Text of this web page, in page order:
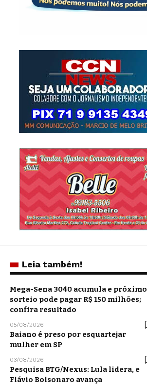
Leia também!
Mega-Sena 3040 acumula e próximo
sorteio pode pagar R$ 150 milhões;
confira resultado
05/08/2026
Baiano é preso por esquartejar
mulher em SP
03/08/2026
Pesquisa BTG/Nexus: Lula lidera, e
Flávio Bolsonaro avança